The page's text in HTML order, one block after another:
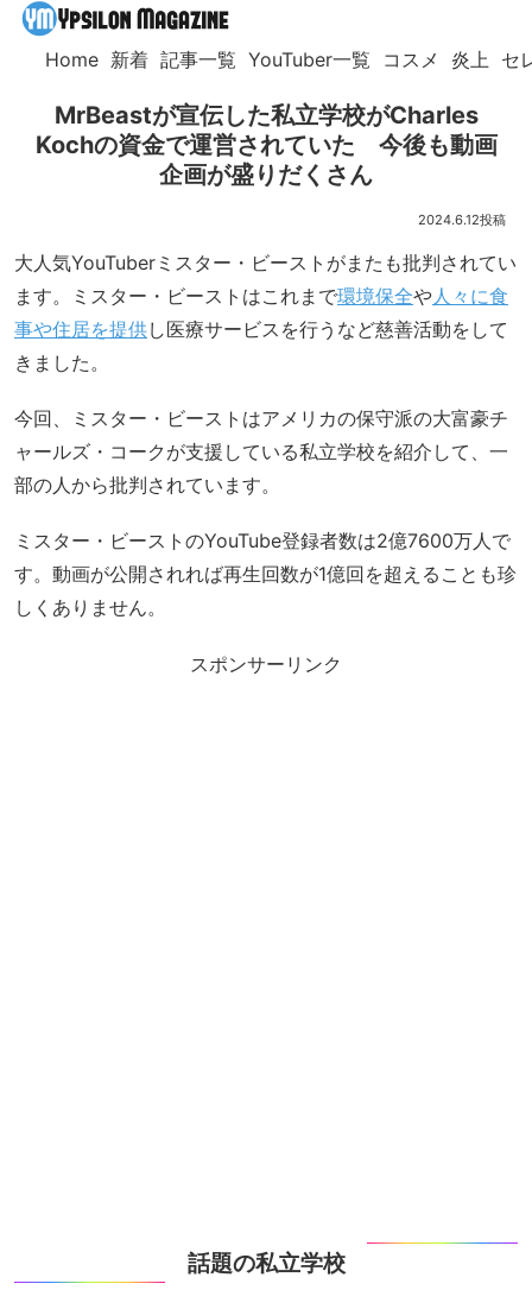
Home 新着 記事一覧 YouTuber一覧 コスメ 炎上 セ
MrBeastが宣伝した私立学校がCharles
Kochの資金で運営されていた 今後も動画
企画が盛りだくさん
2024.6.12
大人気YouTuberミスター・ビーストがまたも批判されてい
ます。ミスター・ビーストはこれまで環境保全や人々に食
事や住居を提供し医療サービスを行うなど慈善活動をして
きました。
今回、ミスター・ビーストはアメリカの保守派の大富豪チ
ャールズ・コークが支援している私立学校を紹介して、一
部の人から批判されています。
ミスター・ビーストのYouTube登録者数は2億7600万人で
す。動画が公開されれば再生回数が1億回を超えることも珍
しくありません。
スポンサーリンク
話題の私立学校